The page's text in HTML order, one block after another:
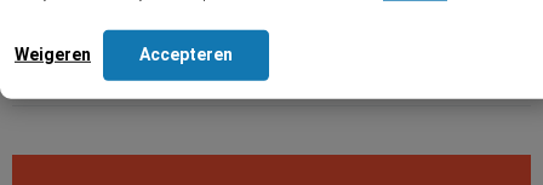
Weigeren Accepteren